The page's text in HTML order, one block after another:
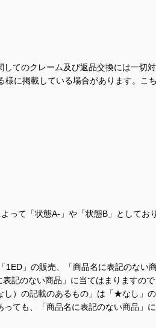
てのクレーム及び返品交換には一切
に掲載している場合があります。こ
って「状態A-」や「状態B」としており
」の販売、「商品名に表記のない
記のない商品」に当てはまりますので
）の記載のあるもの」は「★なし」
も、「商品名に表記のない商品」に